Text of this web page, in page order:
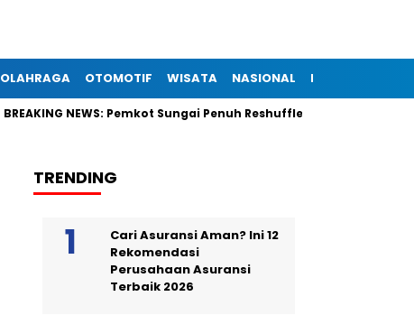
OLAHRAGA OTOMOTIF WISATA NASIONAL INTERNASIONAL
BREAKING NEWS: Pemkot Sungai Penuh Reshuffle Besar-
TRENDING
Cari Asuransi Aman? Ini 12
Rekomendasi
Perusahaan Asuransi
Terbaik 2026